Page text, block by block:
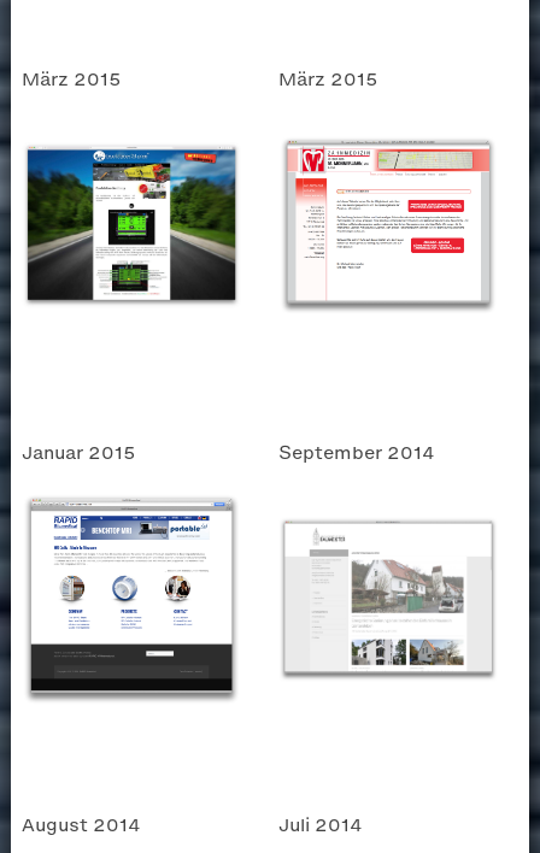
März 2015 März 2015
Januar 2015 September 2014
August 2014 Juli 2014